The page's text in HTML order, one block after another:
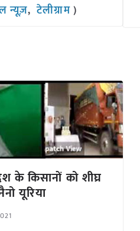
न्यूज़,टेलीग्राम)
के किसानों को शीघ्र
यूरिया